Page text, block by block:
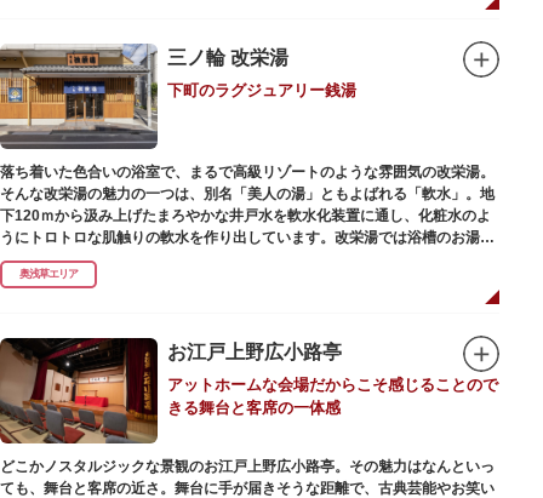
蔵門」が建ち、参拝客を堂々と迎えてくれます。本堂前には、邪気を払うご
身を清めましょう。「観音堂」とも呼ばれる本堂にはご本尊の聖観世音菩薩
が祀られており、毎日定時に法要が執り行われています。
境内の歴史ある建造物も必見です。ひと際目立つ五重塔、国指定重要文化財
の二天門、浅草名所七福神のひとつ・大黒天が祀られた影向堂（ようごうど
う）など、悠久の時に思いを馳せて見学をお楽しみください。
日没後はライトアップされ、朱塗りの建物がより一層鮮やかに浮かび上がり
ます。昼間は約90店舗が軒を連ねる仲見世のお店も閉まり、シャッターに描
かれた「浅草絵巻」を楽しめるのも夜の醍醐味。撮影スポットやデートスポ
ットにもおすすめです。昼間と比べて人が少なくゆっくり巡れるので、足を
運んでみてはいかがでしょうか。
三ノ輪 改栄湯
下町のラグジュアリー銭湯
落ち着いた色合いの浴室で、まるで高級リゾートのような雰囲気の改栄湯。
そんな改栄湯の魅力の一つは、別名「美人の湯」ともよばれる「軟水」。地
下120ｍから汲み上げたまろやかな井戸水を軟水化装置に通し、化粧水のよ
うにトロトロな肌触りの軟水を作り出しています。改栄湯では浴槽のお湯か
らカランのお湯まですべてが軟水。お風呂上がりにはお肌しっとり、髪の毛
さらさらになれることまちがいなしです。お風呂の種類も多く、高濃度浸透
炭酸泉、シルキーバス、ジェットバス、サウナなど気分によって様々なお風
そしてお風呂上がりには、キンキンに冷えた生ビールやレモンサワーで乾杯
するもよし、改栄湯名物こだわりの生乳ソフトクリームを食べるのもよし、
どの年代の方々も、身も心も温まる幸せな空間となっています。オリジナル
グッズの販売もありますのでお立ち寄りの際にはぜひ覗いてみてください
ね。
奥浅草エリア
お江戸上野広小路亭
アットホームな会場だからこそ感じることので
きる舞台と客席の一体感
どこかノスタルジックな景観のお江戸上野広小路亭。その魅力はなんといっ
ても、舞台と客席の近さ。舞台に手が届きそうな距離で、古典芸能やお笑い